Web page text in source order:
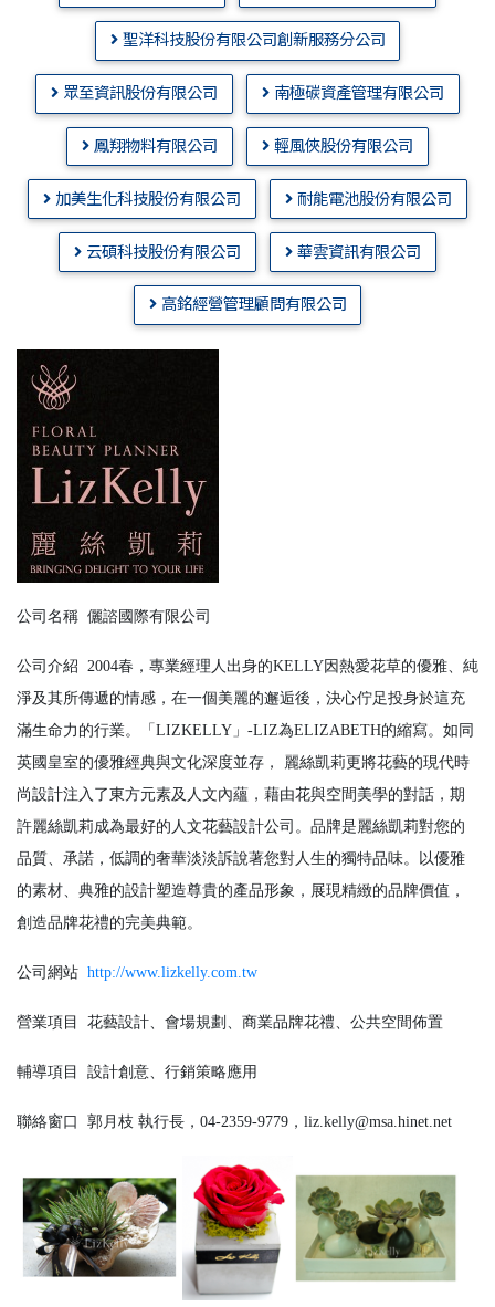
聖洋科技股份有限公司創新服務分公司
眾至資訊股份有限公司 南極碳資產管理有限公司
鳳翔物料有限公司 輕風俠股份有限公司
加美生化科技股份有限公司 耐能電池股份有限公司
云碩科技股份有限公司 華雲資訊有限公司
高銘經營管理顧問有限公司
公司名稱 儷諮國際有限公司
公司介紹 2004春，專業經理人出身的KELLY因熱愛花草的優雅、純
淨及其所傳遞的情感，在一個美麗的邂逅後，決心佇足投身於這充
滿生命力的行業。「LIZKELLY」-LIZ為ELIZABETH的縮寫。如同
英國皇室的優雅經典與文化深度並存， 麗絲凱莉更將花藝的現代時
尚設計注入了東方元素及人文內蘊，藉由花與空間美學的對話，期
許麗絲凱莉成為最好的人文花藝設計公司。品牌是麗絲凱莉對您的
品質、承諾，低調的奢華淡淡訴說著您對人生的獨特品味。以優雅
的素材、典雅的設計塑造尊貴的產品形象，展現精緻的品牌價值，
創造品牌花禮的完美典範。
公司網站 http://www.lizkelly.com.tw
營業項目 花藝設計、會場規劃、商業品牌花禮、公共空間佈置
輔導項目 設計創意、行銷策略應用
聯絡窗口 郭月枝 執行長，04-2359-9779，liz.kelly@msa.hinet.net